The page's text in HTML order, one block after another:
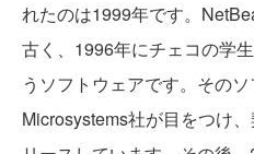
れたのは1999年です。
古く、1996年にチェコの学
うソフトウェアです。その
Microsystems社が目をつけ